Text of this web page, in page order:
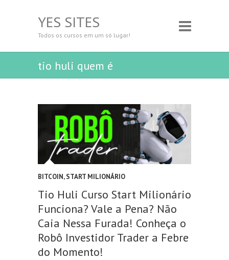
YES SITES
Todos os cursos em um só lugar!
tio huli quem é
BITCOIN,START MILIONÁRIO
Tio Huli Curso Start Milionário
Funciona? Vale a Pena? Não
Caia Nessa Furada! Conheça o
Robô Investidor Trader a Febre
do Momento!